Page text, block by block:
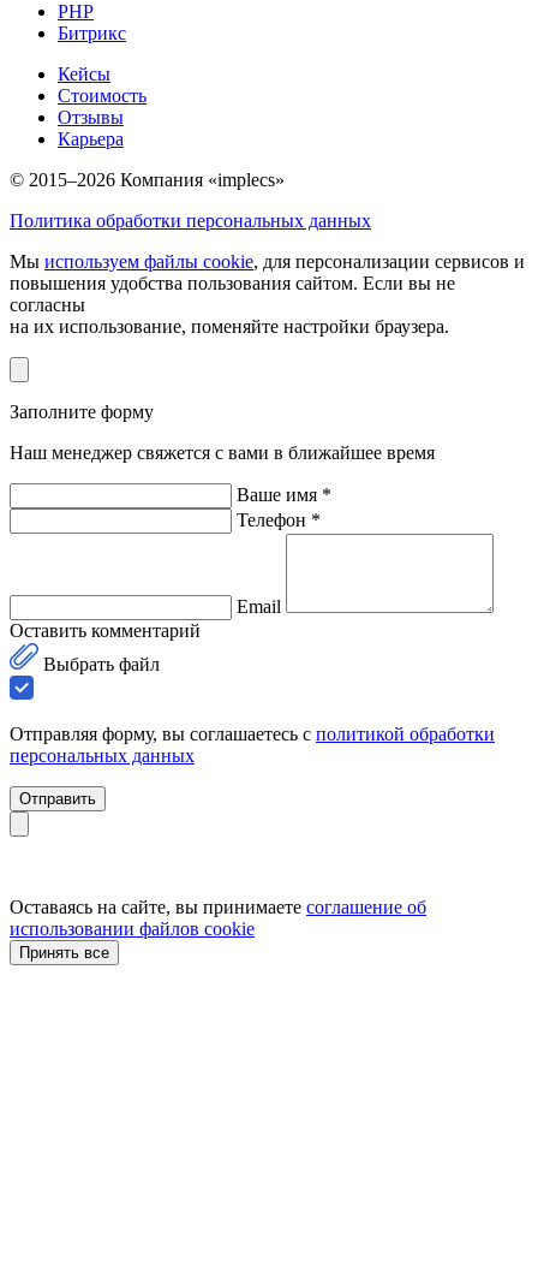
PHP
Битрикс
Кейсы
Стоимость
Отзывы
Карьера
© 2015–2026 Компания «implecs»
Политика обработки персональных данных
Мы используем файлы cookie, для персонализации сервисов и
повышения удобства пользования сайтом. Если вы не
согласны
на их использование, поменяйте настройки браузера.
Заполните форму
Наш менеджер свяжется с вами в ближайшее время
Ваше имя *
Телефон *
Email
Оставить комментарий
Выбрать файл
Отправляя форму, вы соглашаетесь с политикой обработки
персональных данных
Отправить
Оставаясь на сайте, вы принимаете соглашение об
использовании файлов cookie
Принять все